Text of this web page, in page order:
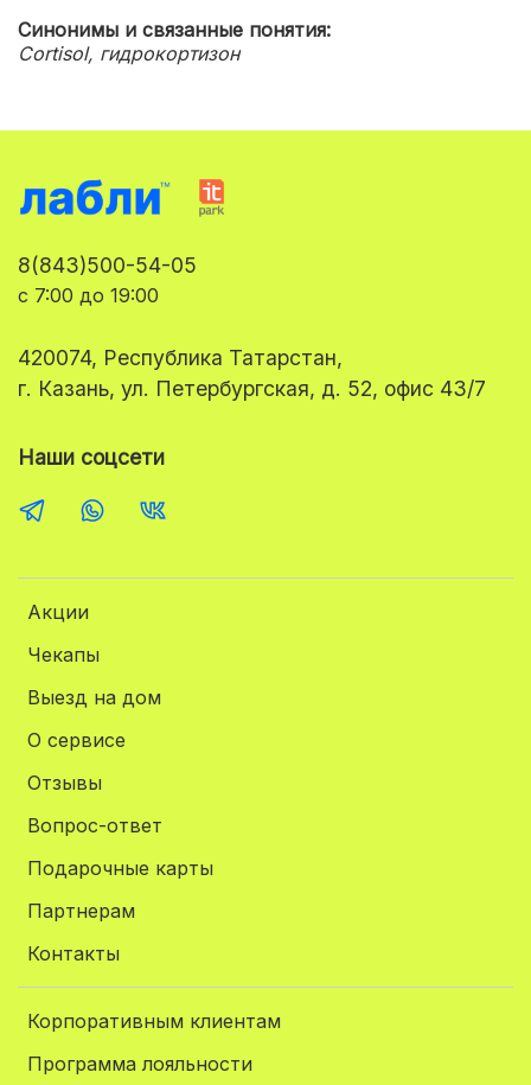
Синонимы и связанные понятия:
Cortisol, гидрокортизон
Акции
Чекапы
Выезд на дом
О сервисе
Отзывы
Вопрос-ответ
Подарочные карты
Партнерам
Контакты
Корпоративным клиентам
Программа лояльности
8(843)500-54-05
с 7:00 до 19:00
420074, Республика Татарстан,
г. Казань, ул. Петербургская, д. 52, офис 43/7
Наши соцсети